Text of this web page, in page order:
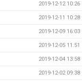
2019-12-12 10:26
2019-12-11 10:28
2019-12-09 16:03
2019-12-05 11:51
2019-12-04 13:58
2019-12-02 09:38